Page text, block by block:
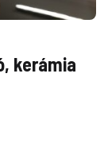
kerámia